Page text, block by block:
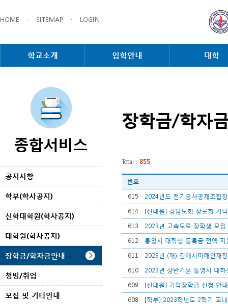
HOME · SITEMAP · LOGIN
학교소개 입학안내 대학
종합서비스
공지사항
학부(학사공지)
신학대학원(학사공지)
대학원(학사공지)
장학금/학자금안내
청빙/취업
모집 및 기타안내
장학금/학자
Total : 855
번호
615
2024년도 전기공사공제조합
614
[신대원] 경남노회 장로회 기
613
2023년 고속도로 장학생 모집
612
통영시 대학생 등록금 전액 지
611
2023년 (재) 김해시미래인재
610
2023년 상반기분 통영시 대
609
[신대원] 기탁장학금 신청 안
608
[학부] 2023학년도 2학기 교